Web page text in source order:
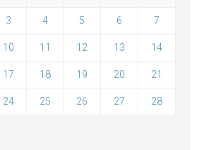
3 4 5 6 7
10 11 12 13 14
17 18 19 20 21
24 25 26 27 28